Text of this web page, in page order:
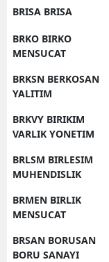
BRISA BRISA
BRKO BIRKO
MENSUCAT
BRKSN BERKOSAN
YALITIM
BRKVY BIRIKIM
VARLIK YONETIM
BRLSM BIRLESIM
MUHENDISLIK
BRMEN BIRLIK
MENSUCAT
BRSAN BORUSAN
BORU SANAYI